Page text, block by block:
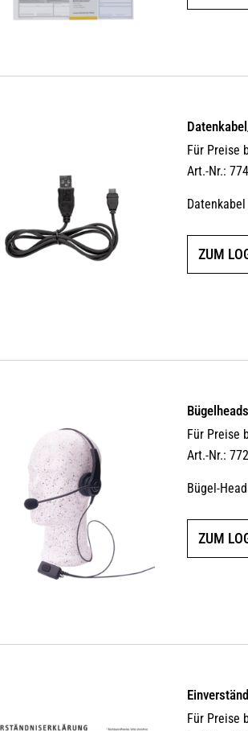
Für Preise
Art.-Nr.:
Datenkabel
ZUM
Für Preise
Art.-Nr.:
Bügel-
ZUM
Für Preise